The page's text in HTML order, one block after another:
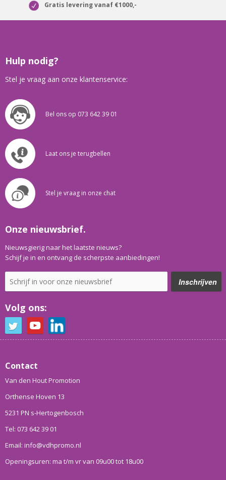
Gratis levering vanaf €1000,-
Hulp nodig?
Stel je vraag aan onze klantenservice:
Bel ons op 073 642 39 01
Laat ons je terugbellen
Stel je vraag in onze chat
Onze nieuwsbrief.
Nieuwsgierig naar het laatste nieuws?
Schijf je in en ontvang de scherpste aanbiedingen!
Volg ons:
Contact
Van den Hout Promotion
Orthense Hoven 13
5231 PN s-Hertogenbosch
Tel: 073 642 39 01
Email: info@vdhpromo.nl
Openingsuren: ma t/m vr van 09u00 tot 18u00